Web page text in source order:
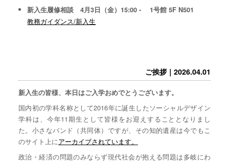
新入生履修相談 4月3日（金）15:00 - 1号館 5F N501
教務ガイダンス/新入生
ご挨拶｜2026.04.01
新入生の皆様、本日はご入学おめでとうございます。
国内初の学科名称として2016年に誕生したソーシャルデザイン
学科は、今年11期生として皆様をお迎えすることとなりまし
た。小さなバンド（共同体）ですが、その知的遺産は今でもこ
のサイト上にアーカイブされています。
政治・経済の問題のみならず現代社会が抱える問題は多岐にわ